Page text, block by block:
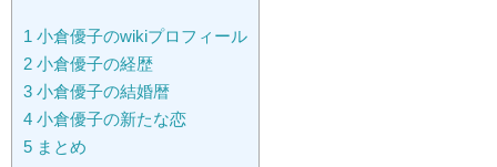
1 小倉優子のwikiプロフィール
2 小倉優子の経歴
3 小倉優子の結婚暦
4 小倉優子の新たな恋
5 まとめ